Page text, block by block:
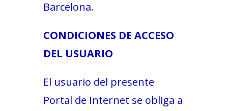
Barcelona.
CONDICIONES DE ACCESO
DEL USUARIO
El usuario del presente
Portal de Internet se obliga a